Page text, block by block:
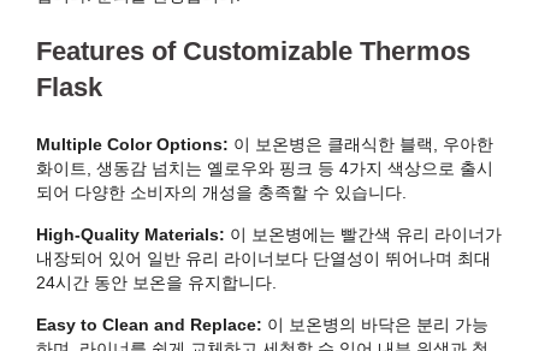
Features of Customizable Thermos
Flask
Multiple Color Options: 이 보온병은 클래식한 블랙, 우아한
화이트, 생동감 넘치는 옐로우와 핑크 등 4가지 색상으로 출시
되어 다양한 소비자의 개성을 충족할 수 있습니다.
High-Quality Materials: 이 보온병에는 빨간색 유리 라이너가
내장되어 있어 일반 유리 라이너보다 단열성이 뛰어나며 최대
24시간 동안 보온을 유지합니다.
Easy to Clean and Replace: 이 보온병의 바닥은 분리 가능